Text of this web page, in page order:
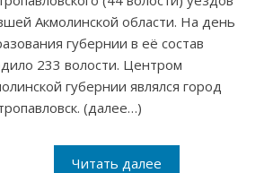
Акмолинской области. На день
губернии в её состав
233 волости. Центром
губернии являлся город
(далее…)
Читать далее